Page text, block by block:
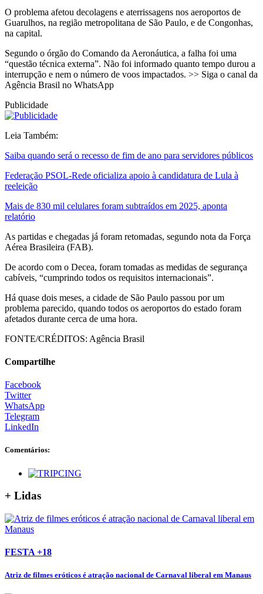
O problema afetou decolagens e aterrissagens nos aeroportos de
Guarulhos, na região metropolitana de São Paulo, e de Congonhas,
na capital.
Segundo o órgão do Comando da Aeronáutica, a falha foi uma
“questão técnica externa”. Não foi informado quanto tempo durou a
interrupção e nem o número de voos impactados. >> Siga o canal da
Agência Brasil no WhatsApp
Publicidade
Leia Também:
Saiba quando será o recesso de fim de ano para servidores públicos
Federação PSOL-Rede oficializa apoio à candidatura de Lula à
reeleição
Mais de 830 mil celulares foram subtraídos em 2025, aponta
relatório
As partidas e chegadas já foram retomadas, segundo nota da Força
Aérea Brasileira (FAB).
De acordo com o Decea, foram tomadas as medidas de segurança
cabíveis, “cumprindo todos os requisitos internacionais”.
Há quase dois meses, a cidade de São Paulo passou por um
problema parecido, quando todos os aeroportos do estado foram
afetados durante cerca de uma hora.
FONTE/CRÉDITOS: Agência Brasil
Compartilhe
Facebook
Twitter
WhatsApp
Telegram
LinkedIn
Comentários:
+ Lidas
FESTA +18
Atriz de filmes eróticos é atração nacional de Carnaval liberal em Manaus